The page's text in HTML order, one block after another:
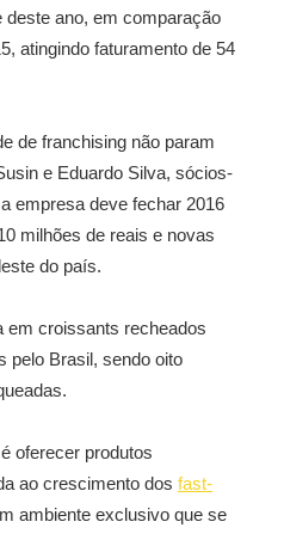
ano, em comparação
atingindo faturamento de 54
de franchising não param
e Eduardo Silva, sócios-
empresa deve fechar 2016
milhões de reais e novas
do país.
em croissants recheados
pelo Brasil, sendo oito
oferecer produtos
ao crescimento dos fast-
ambiente exclusivo que se